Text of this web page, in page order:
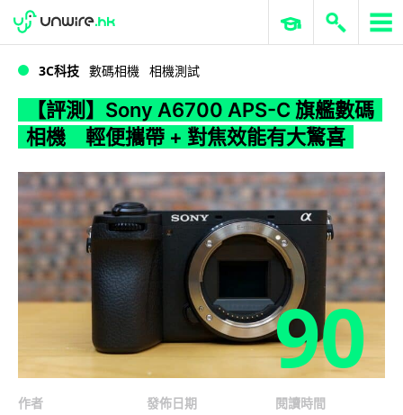
WWDC 2026 ERP 與商業 AI
3C科技 數碼相機 相機測試
【評測】Sony A6700 APS-C 旗艦數碼
相機 輕便攜帶 + 對焦效能有大驚喜
90
作者
發佈日期
閱讀時間